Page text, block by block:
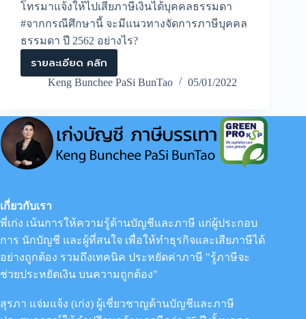
โทรมาแจ้งให้ไปเสียภาษีเงินได้บุคคลธรรมดา
#จากกรณีศึกษานี้ จะมีแนวทางจัดการภาษีบุคคล
ธรรมดา ปี 2562 อย่างไร?
รายละเอียด คลิก
จะ
จัดการ
ภาษี
ธรรมดา
ปี
2562
อย่างไร?
Keng Bunchee PaSi BunTao 05/01/2022
เกี่ยวกับเรา
พี่เก่ง เน้นการให้ความรู้ด้านบัญชีและภาษี แก่ผู้ประกอบ
การ นักบัญชี และผู้ที่สนใจ เพื่อให้ทำธุรกิจและเสียภาษีได้
อย่างถูกต้อง รวมถึงเทคนิค ประหยัดค่าภาษี "รู้ภาษีจะ
ช่วยประหยัดเงิน บนความถูกต้อง"
สุรภา แจ่มแจ้ง (เก่ง) ผู้เชี่ยวชาญด้านบัญชีและภาษี